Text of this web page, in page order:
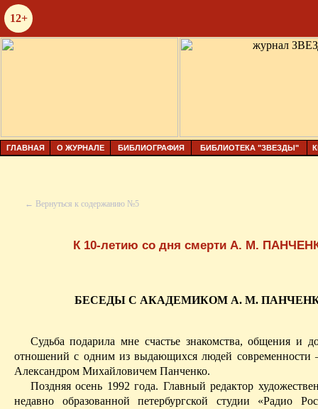
12+
ГЛАВНАЯ О ЖУРНАЛЕ БИБЛИОГРАФИЯ БИБЛИОТЕКА "ЗВЕЗДЫ"
← Вернуться к содержанию №5
К 10-летию со дня смерти А. М.
БЕСЕДЫ С АКАДЕМИКОМ А. М.
Судьба подарила мне счастье знакомства, общения и
отношений с одним из выдающихся людей современности
Александром Михайловичем Панченко.
Поздняя осень 1992 года. Главный редактор
недавно образованной петербургской студии «Радио